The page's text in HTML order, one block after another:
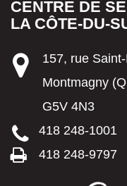
CENTRE DE
LA CÔTE-DU-
157, rue
Montmagny
G5V 4N3
418 248-1001
418 248-9797